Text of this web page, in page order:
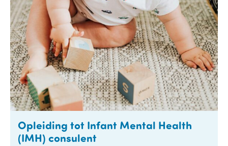
Opleiding tot Infant Mental Health
(IMH) consulent